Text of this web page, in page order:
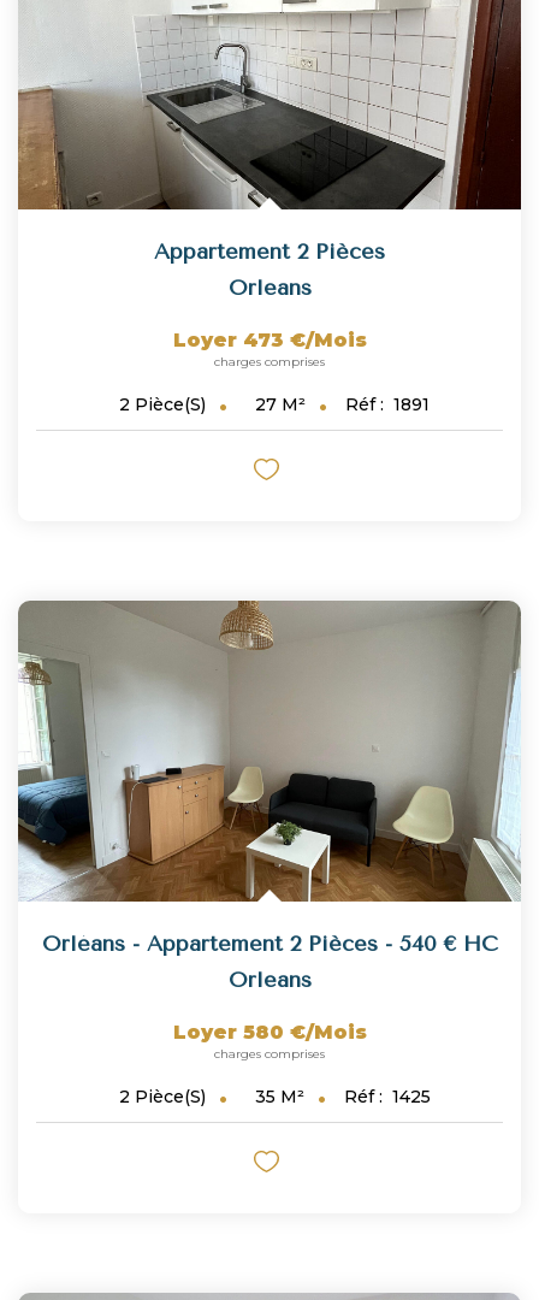
Appartement 2 Pièces
Orleans
Loyer 473 €/mois
charges comprises
2 Pièce(s) 27 M² Réf : 1891
Orléans - Appartement 2 Pièces - 540 € HC
Orleans
Loyer 580 €/mois
charges comprises
2 Pièce(s) 35 M² Réf : 1425